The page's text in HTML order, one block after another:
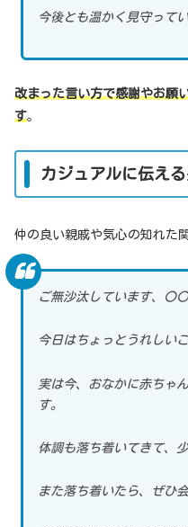
今後とも温かく見守って
改まった言い方で感謝やお願
す。
カジュアルに伝え
仲の良い親戚や気心の知れた
ご無沙汰しています、〇〇
今日はちょっとうれしい
実は今、おなかに赤ちゃ
す。
体調も落ち着いてきて、
また落ち着いたら、ぜひ